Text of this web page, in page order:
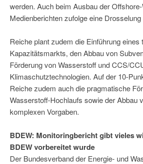
werden. Auch beim Ausbau der
Medienberichten zufolge eine Drosselung
Reiche plant zudem die Einführung eines
Kapazitätsmarkts, den Abbau von
Förderung von Wasserstoff und CCS/
Klimaschutztechnologien. Auf der 10-
Reiche zudem auch die pragmatische
Wasserstoff-Hochlaufs sowie der Abbau
komplexen Vorgaben.
BDEW: Monitoringbericht gibt vieles
BDEW vorbereitet wurde
Der Bundesverband der Energie- und